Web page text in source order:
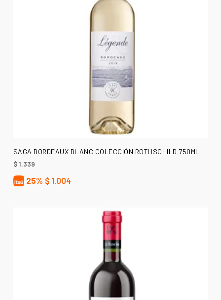
AÑADIR AL CARRITO
SAGA BORDEAUX BLANC COLECCIÓN ROTHSCHILD 750ML
$1.339
25% $ 1.004